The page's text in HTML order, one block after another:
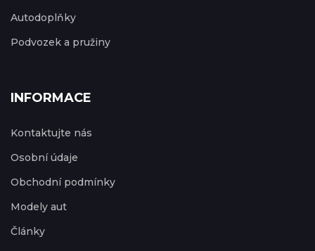
Autodoplňky
Podvozek a pružiny
INFORMACE
Kontaktujte nás
Osobní údaje
Obchodní podmínky
Modely aut
Články